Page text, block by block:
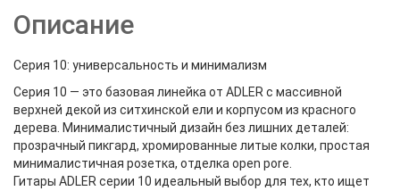
Описание
Серия 10: универсальность и минимализм
Серия 10 — это базовая линейка от ADLER с массивной
верхней декой из ситхинской ели и корпусом из красного
дерева. Минималистичный дизайн без лишних деталей:
прозрачный пикгард, хромированные литые колки, простая
минималистичная розетка, отделка оpen pore.
Гитары ADLER серии 10 идеальный выбор для тех, кто ищет